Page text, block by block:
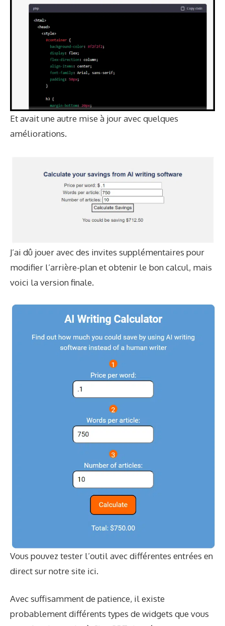
Et avait une autre mise à jour avec quelques
améliorations.
J’ai dû jouer avec des invites supplémentaires pour
modifier l’arrière-plan et obtenir le bon calcul, mais
voici la version finale.
Vous pouvez tester l’outil avec différentes entrées en
direct sur notre site ici.
Avec suffisamment de patience, il existe
probablement différents types de widgets que vous